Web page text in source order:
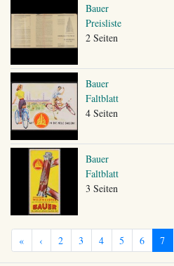
Bauer
Preisliste
2 Seiten
Bauer
Faltblatt
4 Seiten
Bauer
Faltblatt
3 Seiten
« ‹ 2 3 4 5 6 7